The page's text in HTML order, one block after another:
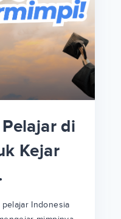
di
Kejar
Indonesia